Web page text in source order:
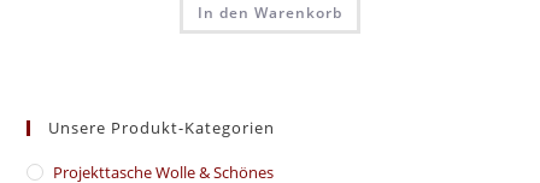
In den Warenkorb
Unsere Produkt-Kategorien
​Projekttasche Wolle & Schönes